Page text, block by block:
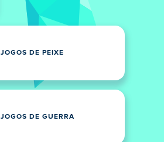
JOGOS DE PEIXE
JOGOS DE GUERRA